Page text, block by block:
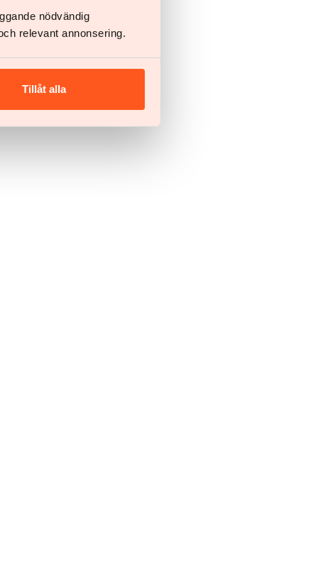
nödvändig
relevant annonsering.
Tillåt alla